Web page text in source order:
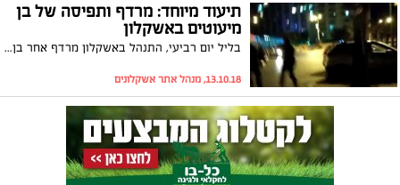
תיעוד מיוחד: מרדף ותפיסה של בן
מיעוטים באשקלון
בליל יום רביעי, התנהל באשקלון מרדף אחר בן מיעוטים שנמלט לאחר שדרס אישה בשדרות, תקף אדם בצומת יד מרדכי והגיע לאשקלון. בזכות ערנותו של תושב העיר, ולד רויטברג, החל אחריו מרדף מחוף בר כוכבא ועד לרגע תפיסתו בגינת בית ברחוב גולני. רויטברג שהיה האיש הנכון במקום הנכון, חבר אל השוטרים וצוות היס"מ ויחד איתם עצר אותו. עכשיו הוא מתאר שלב אחר שלב איך הכל קרה, צפו בתיעוד המלא שהגיע ל"אשקלונים"
13.10.18, מנהל אתר אשקלונים